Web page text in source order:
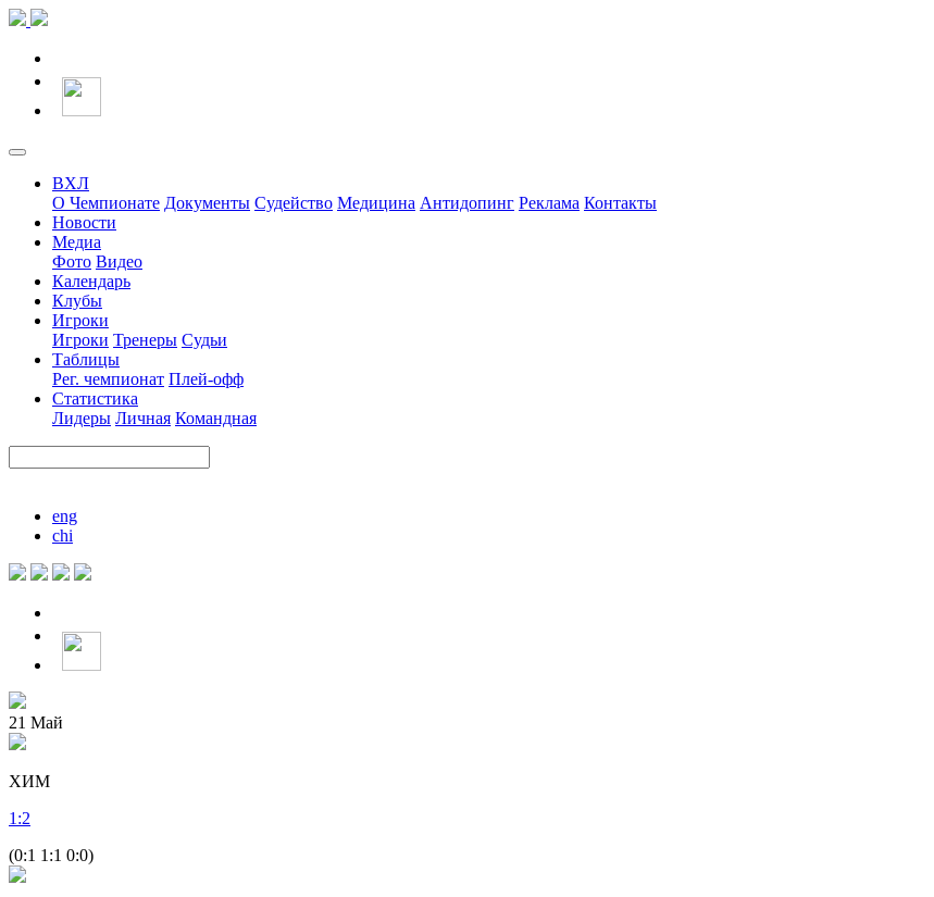
ВХЛ
О Чемпионате Документы Судейство Медицина Антидопинг Реклама Контакты
Новости
Медиа
Фото Видео
Календарь
Клубы
Игроки
Игроки Тренеры Судьи
Таблицы
Рег. чемпионат Плей-офф
Статистика
Лидеры Личная Командная
eng
chi
21 Май
ХИМ
1 :2
(0:1 1:1 0:0)